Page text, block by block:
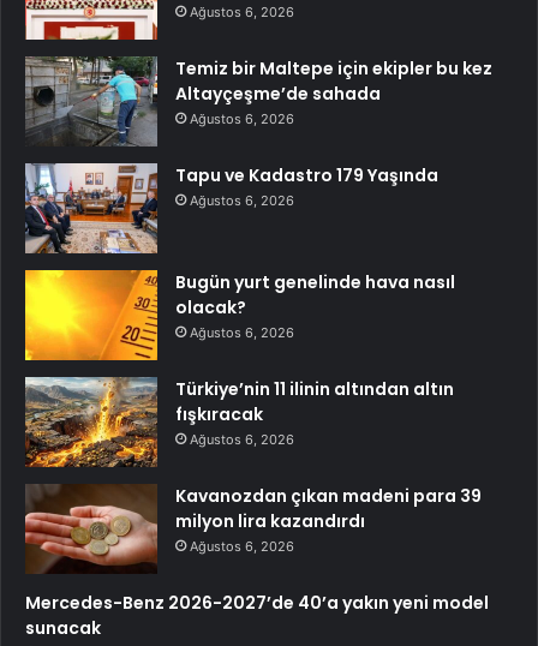
Ağustos 6, 2026
Temiz bir Maltepe için ekipler bu kez
Altayçeşme’de sahada
Ağustos 6, 2026
Tapu ve Kadastro 179 Yaşında
Ağustos 6, 2026
Bugün yurt genelinde hava nasıl
olacak?
Ağustos 6, 2026
Türkiye’nin 11 ilinin altından altın
fışkıracak
Ağustos 6, 2026
Kavanozdan çıkan madeni para 39
milyon lira kazandırdı
Ağustos 6, 2026
Mercedes-Benz 2026-2027’de 40’a yakın yeni model
sunacak